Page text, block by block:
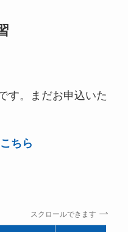
す。まだお申込いた
ちら
スクロールできます